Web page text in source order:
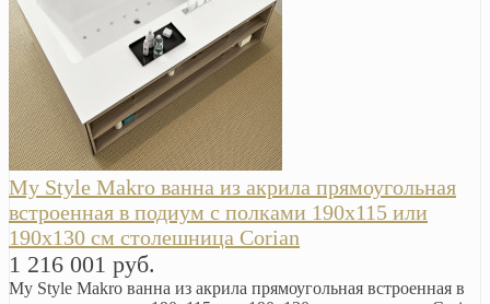
My Style Makro ванна из акрила прямоугольная
встроенная в подиум с полками 190х115 или
190х130 см столешница Corian
1 216 001 руб.
My Style Makro ванна из акрила прямоугольная встроенная в